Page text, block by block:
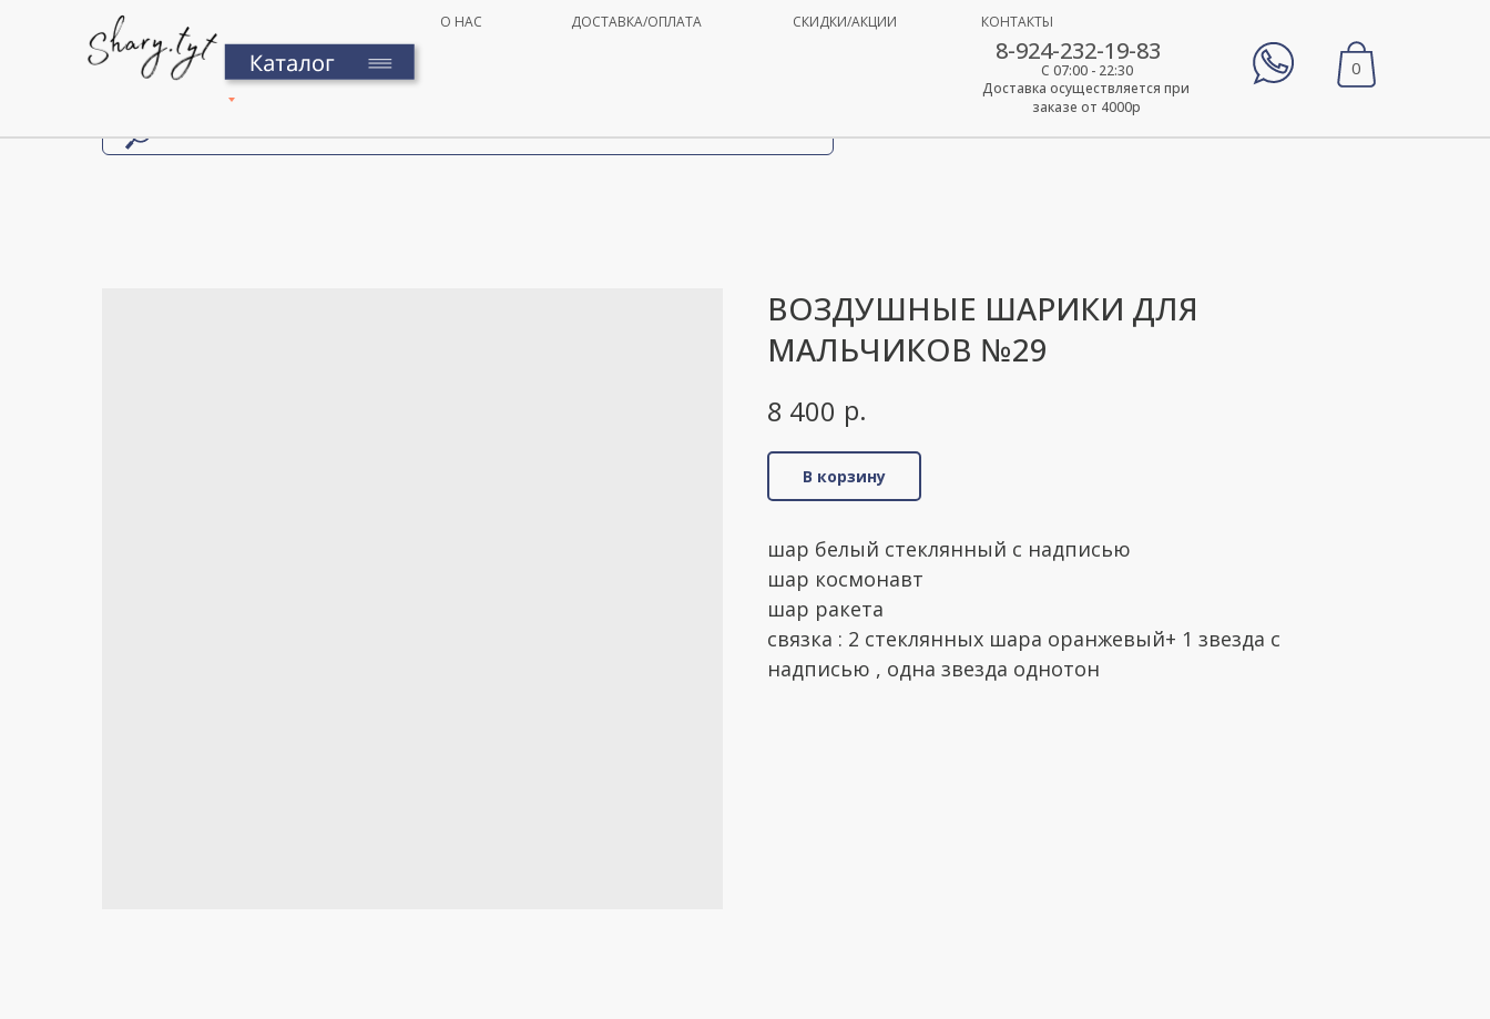
О НАС СКИДКИ/АКЦИИ
ДОСТАВКА/ОПЛАТА КОНТАКТЫ
8-924-232-19-83
Доставка осуществляется при
заказе от 4000р
С 07:00 - 22:30 0
ВОЗДУШНЫЕ ШАРИКИ ДЛЯ
МАЛЬЧИКОВ №29
8 400 р.
В корзину
шар белый стеклянный с надписью
шар космонавт
шар ракета
связка : 2 стеклянных шара оранжевый+ 1 звезда с
надписью , одна звезда однотон